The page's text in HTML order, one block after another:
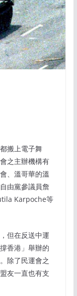
搬上電子舞
之主辦機構有
、溫哥華的溫
由黨參議員詹
Karpoche等
但在反送中運
香港」舉辦的
除了民運會之
友一直也有支